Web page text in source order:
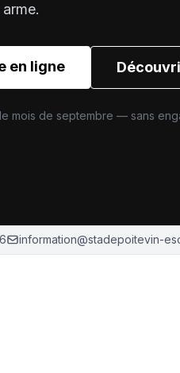
en ligne
mois de septembre — sans
information@stadepoitevin-